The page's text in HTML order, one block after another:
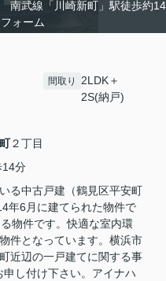
武線「川崎新町」駅徒歩約14
ォーム
間取り
2LDK＋
2S(納戸)
２丁目
14分
る中古戸建（鶴見区平安町
年6月に建てられた物件で
物件です。快適な室内環
件となっています。横浜市
近辺の一戸建てに関する事
し付け下さい。アイナハ